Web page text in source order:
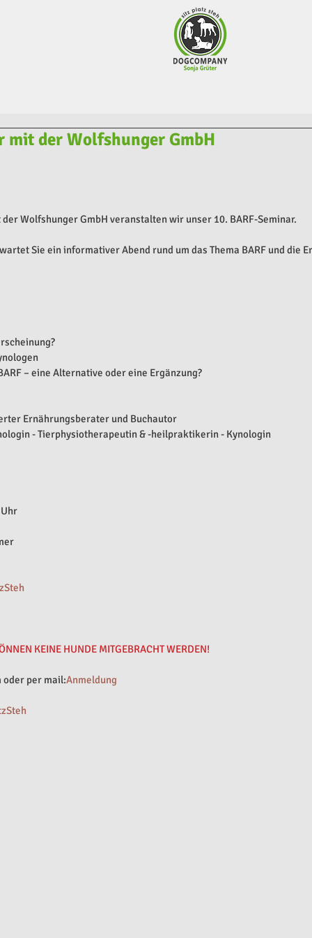
mit der Wolfshunger GmbH
Wolfshunger GmbH veranstalten wir unser 10. BARF-Seminar.
Sie ein informativer Abend rund um das Thema BARF und die
– eine Alternative oder eine Ergänzung?
Ernährungsberater und Buchautor
- Tierphysiotherapeutin & -heilpraktikerin - Kynologin
KEINE HUNDE MITGEBRACHT WERDEN!
oder per mail:Anmeldung